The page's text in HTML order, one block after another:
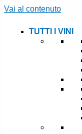
Vai al contenuto
TUTTI I VINI